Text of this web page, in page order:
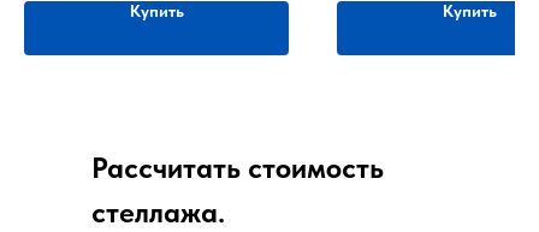
Купить Купить
Рассчитать стоимость
стеллажа.